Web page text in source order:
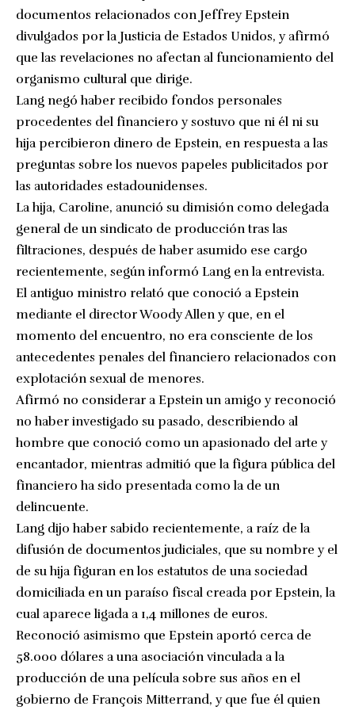
documentos relacionados con Jeffrey Epstein
divulgados por la Justicia de Estados Unidos, y afirmó
que las revelaciones no afectan al funcionamiento del
organismo cultural que dirige.
Lang negó haber recibido fondos personales
procedentes del financiero y sostuvo que ni él ni su
hija percibieron dinero de Epstein, en respuesta a las
preguntas sobre los nuevos papeles publicitados por
las autoridades estadounidenses.
La hija, Caroline, anunció su dimisión como delegada
general de un sindicato de producción tras las
filtraciones, después de haber asumido ese cargo
recientemente, según informó Lang en la entrevista.
El antiguo ministro relató que conoció a Epstein
mediante el director Woody Allen y que, en el
momento del encuentro, no era consciente de los
antecedentes penales del financiero relacionados con
explotación sexual de menores.
Afirmó no considerar a Epstein un amigo y reconoció
no haber investigado su pasado, describiendo al
hombre que conoció como un apasionado del arte y
encantador, mientras admitió que la figura pública del
financiero ha sido presentada como la de un
delincuente.
Lang dijo haber sabido recientemente, a raíz de la
difusión de documentos judiciales, que su nombre y el
de su hija figuran en los estatutos de una sociedad
domiciliada en un paraíso fiscal creada por Epstein, la
cual aparece ligada a 1,4 millones de euros.
Reconoció asimismo que Epstein aportó cerca de
58.000 dólares a una asociación vinculada a la
producción de una película sobre sus años en el
gobierno de François Mitterrand, y que fue él quien